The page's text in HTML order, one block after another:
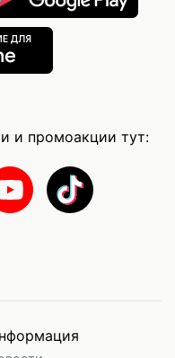
и промоакции тут: